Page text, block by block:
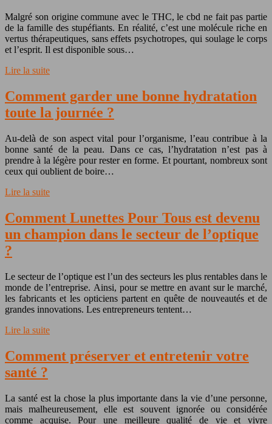
Malgré son origine commune avec le THC, le cbd ne fait pas partie
de la famille des stupéfiants. En réalité, c’est une molécule riche en
vertus thérapeutiques, sans effets psychotropes, qui soulage le corps
et l’esprit. Il est disponible sous…
Lire la suite
Comment garder une bonne hydratation
toute la journée ?
Au-delà de son aspect vital pour l’organisme, l’eau contribue à la
bonne santé de la peau. Dans ce cas, l’hydratation n’est pas à
prendre à la légère pour rester en forme. Et pourtant, nombreux sont
ceux qui oublient de boire…
Lire la suite
Comment Lunettes Pour Tous est devenu
un champion dans le secteur de l’optique
?
Le secteur de l’optique est l’un des secteurs les plus rentables dans le
monde de l’entreprise. Ainsi, pour se mettre en avant sur le marché,
les fabricants et les opticiens partent en quête de nouveautés et de
grandes innovations. Les entrepreneurs tentent…
Lire la suite
Comment préserver et entretenir votre
santé ?
La santé est la chose la plus importante dans la vie d’une personne,
mais malheureusement, elle est souvent ignorée ou considérée
comme acquise. Pour une meilleure qualité de vie et vivre